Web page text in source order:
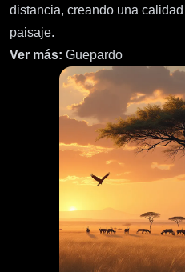
distancia, creando una
paisaje.
Ver más: Guepardo